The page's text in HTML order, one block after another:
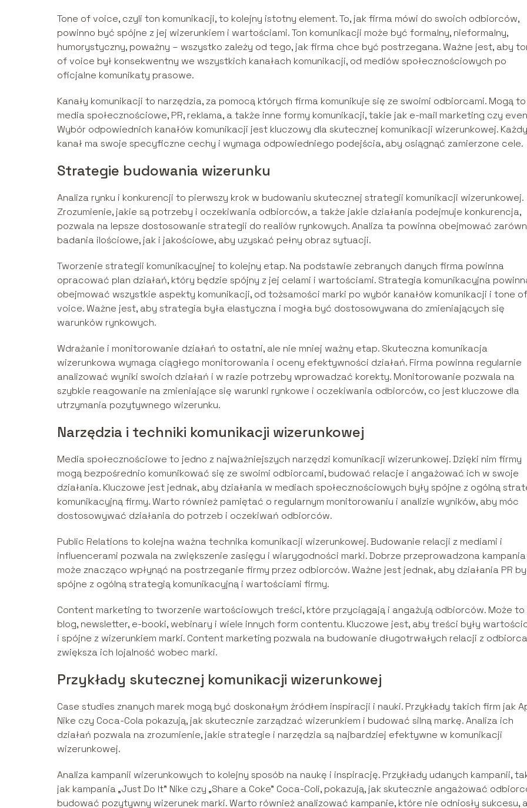
Tone of voice, czyli ton komunikacji, to kolejny istotny element. To, jak firma mówi do swoich odbiorców,
powinno być spójne z jej wizerunkiem i wartościami. Ton komunikacji może być formalny, nieformalny,
humorystyczny, poważny – wszystko zależy od tego, jak firma chce być postrzegana. Ważne jest, aby
of voice był konsekwentny we wszystkich kanałach komunikacji, od mediów społecznościowych po
oficjalne komunikaty prasowe.
Kanały komunikacji to narzędzia, za pomocą których firma komunikuje się ze swoimi odbiorcami. Mogą
media społecznościowe, PR, reklama, a także inne formy komunikacji, takie jak e-mail marketing czy
Wybór odpowiednich kanałów komunikacji jest kluczowy dla skutecznej komunikacji wizerunkowej. Każdy
kanał ma swoje specyficzne cechy i wymaga odpowiedniego podejścia, aby osiągnąć zamierzone cele.
Strategie budowania wizerunku
Analiza rynku i konkurencji to pierwszy krok w budowaniu skutecznej strategii komunikacji wizerunkowej.
Zrozumienie, jakie są potrzeby i oczekiwania odbiorców, a także jakie działania podejmuje konkurencja,
pozwala na lepsze dostosowanie strategii do realiów rynkowych. Analiza ta powinna obejmować
badania ilościowe, jak i jakościowe, aby uzyskać pełny obraz sytuacji.
Tworzenie strategii komunikacyjnej to kolejny etap. Na podstawie zebranych danych firma powinna
opracować plan działań, który będzie spójny z jej celami i wartościami. Strategia komunikacyjna
obejmować wszystkie aspekty komunikacji, od tożsamości marki po wybór kanałów komunikacji i tone of
voice. Ważne jest, aby strategia była elastyczna i mogła być dostosowywana do zmieniających się
warunków rynkowych.
Wdrażanie i monitorowanie działań to ostatni, ale nie mniej ważny etap. Skuteczna komunikacja
wizerunkowa wymaga ciągłego monitorowania i oceny efektywności działań. Firma powinna regularnie
analizować wyniki swoich działań i w razie potrzeby wprowadzać korekty. Monitorowanie pozwala na
szybkie reagowanie na zmieniające się warunki rynkowe i oczekiwania odbiorców, co jest kluczowe dla
utrzymania pozytywnego wizerunku.
Narzędzia i techniki komunikacji wizerunkowej
Media społecznościowe to jedno z najważniejszych narzędzi komunikacji wizerunkowej. Dzięki nim firmy
mogą bezpośrednio komunikować się ze swoimi odbiorcami, budować relacje i angażować ich w swoje
działania. Kluczowe jest jednak, aby działania w mediach społecznościowych były spójne z ogólną
komunikacyjną firmy. Warto również pamiętać o regularnym monitorowaniu i analizie wyników, aby móc
dostosowywać działania do potrzeb i oczekiwań odbiorców.
Public Relations to kolejna ważna technika komunikacji wizerunkowej. Budowanie relacji z mediami i
influencerami pozwala na zwiększenie zasięgu i wiarygodności marki. Dobrze przeprowadzona kampania
może znacząco wpłynąć na postrzeganie firmy przez odbiorców. Ważne jest jednak, aby działania PR
spójne z ogólną strategią komunikacyjną i wartościami firmy.
Content marketing to tworzenie wartościowych treści, które przyciągają i angażują odbiorców. Może
blog, newsletter, e-booki, webinary i wiele innych form contentu. Kluczowe jest, aby treści były
i spójne z wizerunkiem marki. Content marketing pozwala na budowanie długotrwałych relacji z
zwiększa ich lojalność wobec marki.
Przykłady skutecznej komunikacji wizerunkowej
Case studies znanych marek mogą być doskonałym źródłem inspiracji i nauki. Przykłady takich firm jak
Nike czy Coca-Cola pokazują, jak skutecznie zarządzać wizerunkiem i budować silną markę. Analiza ich
działań pozwala na zrozumienie, jakie strategie i narzędzia są najbardziej efektywne w komunikacji
wizerunkowej.
Analiza kampanii wizerunkowych to kolejny sposób na naukę i inspirację. Przykłady udanych kampanii,
jak kampania „Just Do It” Nike czy „Share a Coke” Coca-Coli, pokazują, jak skutecznie angażować
budować pozytywny wizerunek marki. Warto również analizować kampanie, które nie odniosły sukcesu,